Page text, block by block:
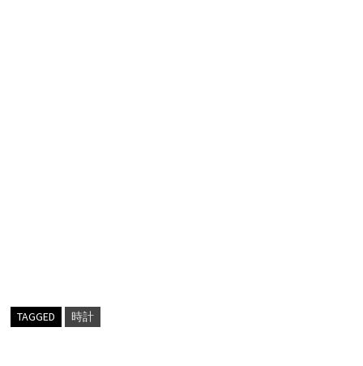
TAGGED 時計